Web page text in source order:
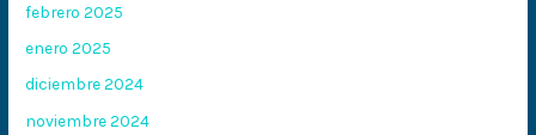
febrero 2025
enero 2025
diciembre 2024
noviembre 2024